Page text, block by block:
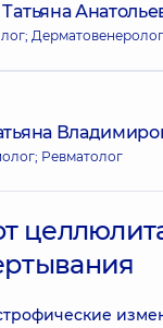
Ревматолог